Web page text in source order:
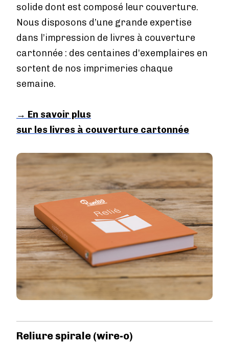
solide dont est composé leur couverture.
Nous disposons d’une grande expertise
dans l’impression de livres à couverture
cartonnée : des centaines d’exemplaires en
sortent de nos imprimeries chaque
semaine.
→ En savoir plus
sur les livres à couverture cartonnée
Image
Reliure spirale (wire-o)